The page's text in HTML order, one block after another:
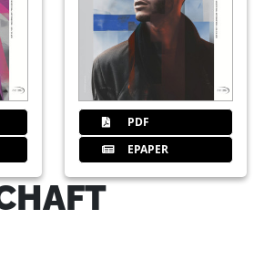
Büdingen GmbH
ich mich?
PDF
EPAPER